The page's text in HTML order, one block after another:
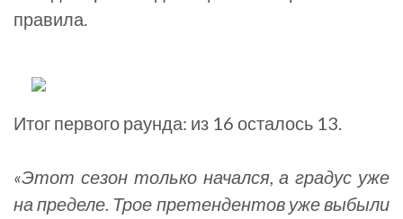
правила.
Итог первого раунда: из 16 осталось 13.
«Этот сезон только начался, а градус уже
на пределе. Трое претендентов уже выбыли